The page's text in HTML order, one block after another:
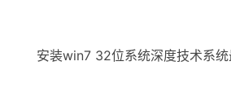
安装win7 32位系统深度技术系